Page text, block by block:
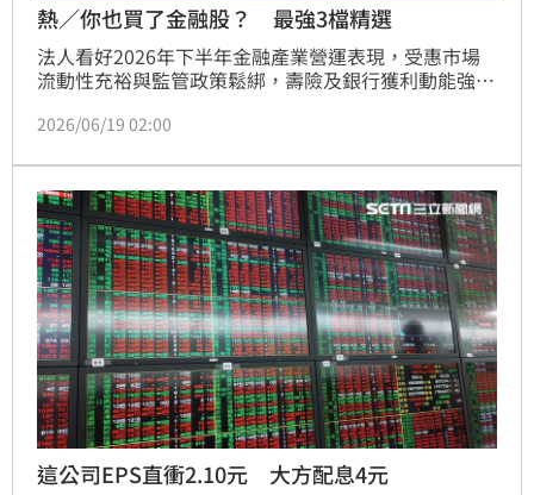
熱／你也買了金融股？ 最強3檔精選
法人看好2026年下半年金融產業營運表現，受惠市場
流動性充裕與監管政策鬆綁，壽險及銀行獲利動能強
約保單年增達三成；銀行業則憑藉外幣放款需求與財富
力。儘管租賃業資產品質仍待進一步改善，但法人仍看
好凱基金(2883)、中信金(2891)及第一金(2892)等金融
股，建議投資人留意評價回升契機。
2026/06/19 02:00
這公司EPS直衝2.10元 大方配息4元